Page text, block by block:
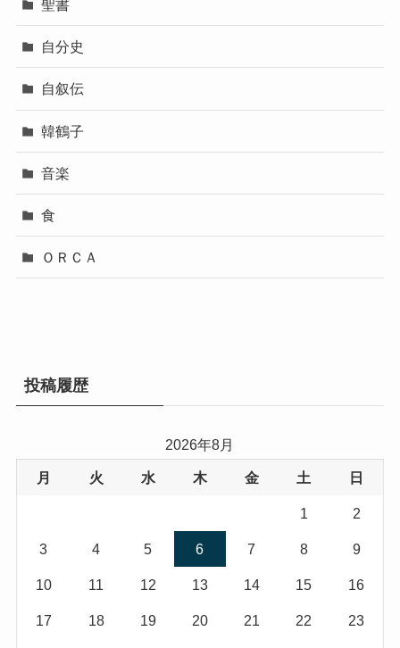
聖書
自分史
自叙伝
韓鶴子
音楽
食
ＯＲＣＡ
投稿履歴
2026年8月
月 火 水 木 金 土 日
1 2
3 4 5 6 7 8 9
10 11 12 13 14 15 16
17 18 19 20 21 22 23